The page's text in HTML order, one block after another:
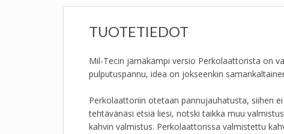
TUOTETIEDOT
Mil-Tecin jämäkämpi versio Perkolaattorista on
pulputuspannu, idea on jokseenkin
Perkolaattoriin otetaan pannujauhatusta, siihen
tehtävänäsi etsiä liesi, notski taikka muu
kahvin valmistus. Perkolaattorissa valmistettu